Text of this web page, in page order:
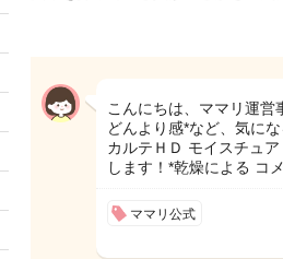
こんにちは、ママリ運
どんより感*など、気に
カルテＨＤ モイスチュ
します！*乾燥による コ
ママリ公式